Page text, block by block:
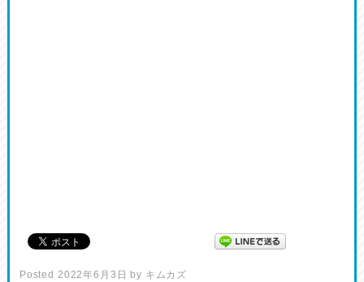
Posted 2022年6月3日 by キムカズ